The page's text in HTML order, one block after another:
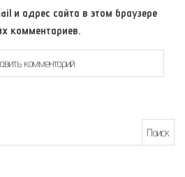
и адрес сайта в этом браузере
комментариев.